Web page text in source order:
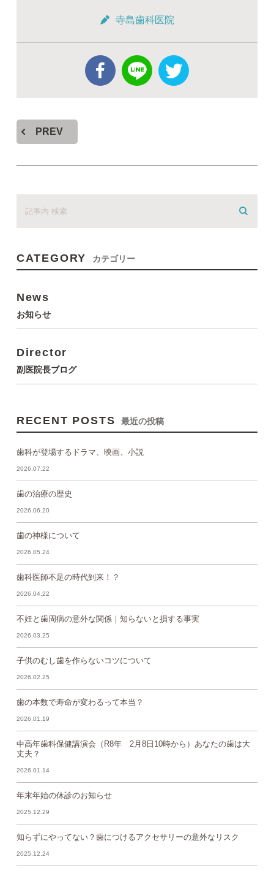
寺島歯科医院
PREV
CATEGORY カテゴリー
News
お知らせ
Director
副医院長ブログ
RECENT POSTS 最近の投稿
歯科が登場するドラマ、映画、小説
2026.07.22
歯の治療の歴史
2026.06.20
歯の神様について
2026.05.24
歯科医師不足の時代到来！？
2026.04.22
不妊と歯周病の意外な関係｜知らないと損する事実
2026.03.25
子供のむし歯を作らないコツについて
2026.02.25
歯の本数で寿命が変わるって本当？
2026.01.19
中高年歯科保健講演会（R8年 2月8日10時から）あなたの歯は大
丈夫？
2026.01.14
年末年始の休診のお知らせ
2025.12.29
知らずにやってない？歯につけるアクセサリーの意外なリスク
2025.12.24